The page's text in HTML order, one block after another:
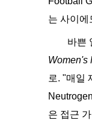
는 사이에
바쁜
Women's
로. "매일
은 접근